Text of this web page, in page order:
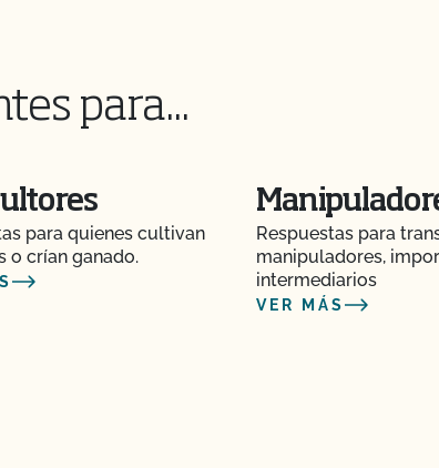
para...
para quienes cultivan
o crían ganado.
Respuestas para
manipuladores,
intermediarios
VER MÁS
contrato de
certificación?